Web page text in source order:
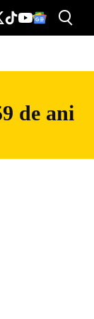
de ani